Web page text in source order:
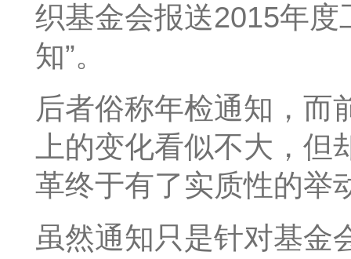
织基金会报送2015年
知”。
后者俗称年检通知，而
上的变化看似不大，
革终于有了实质性的
虽然通知只是针对基金